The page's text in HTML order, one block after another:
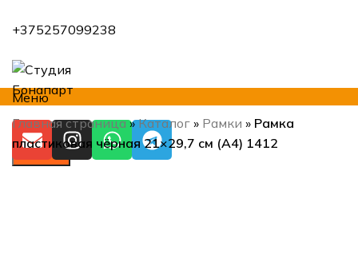
+375257099238
Меню
Искать
Главная страница»Каталог » Рамки » Рамка
пластиковая чёрная 21×29,7 см (А4) 1412